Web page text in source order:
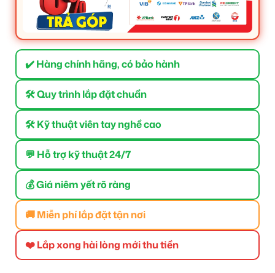
✔️ Hàng chính hãng, có bảo hành
🛠 Quy trình lắp đặt chuẩn
🛠 Kỹ thuật viên tay nghề cao
💬 Hỗ trợ kỹ thuật 24/7
💰 Giá niêm yết rõ ràng
🚚 Miễn phí lắp đặt tận nơi
❤️ Lắp xong hài lòng mới thu tiền